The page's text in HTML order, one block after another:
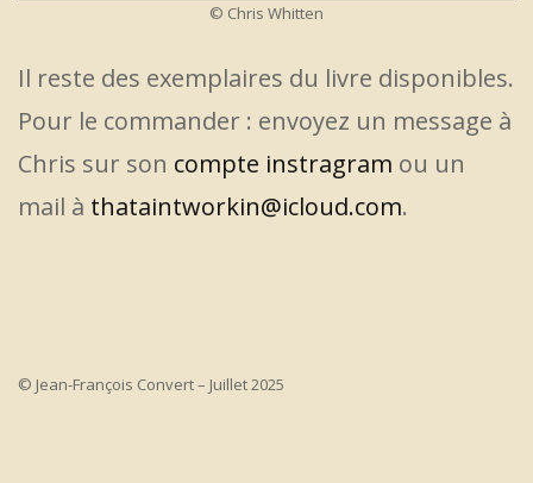
© Chris Whitten
Il reste des exemplaires du livre disponibles.
Pour le commander : envoyez un message à
Chris sur son compte instragram ou un
mail à thataintworkin@icloud.com.
© Jean-François Convert – Juillet 2025